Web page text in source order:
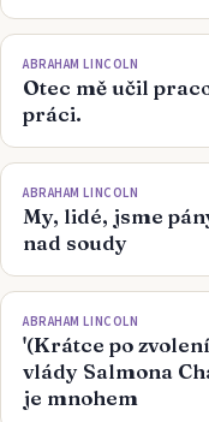
ABRAHAM LINCOLN
Otec mě učil
práci.
ABRAHAM LINCOLN
My, lidé, jsme
nad soudy
ABRAHAM LINCOLN
'(Krátce po
vlády Salmona
je mnohem